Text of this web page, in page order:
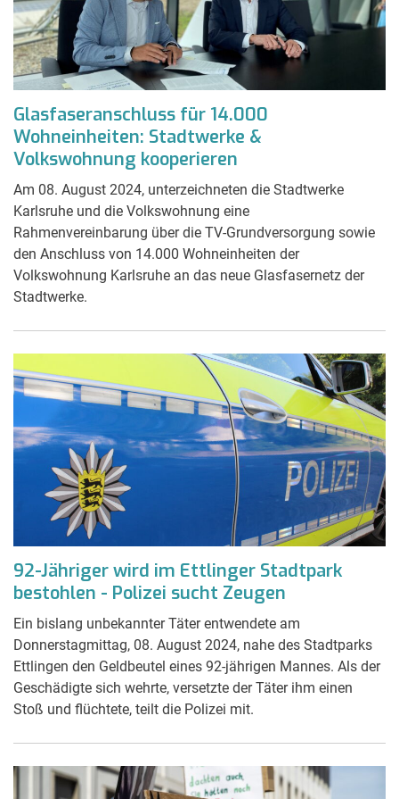
Glasfaseranschluss für 14.000
Wohneinheiten: Stadtwerke &
Volkswohnung kooperieren
Am 08. August 2024, unterzeichneten die Stadtwerke
Karlsruhe und die Volkswohnung eine
Rahmenvereinbarung über die TV-Grundversorgung sowie
den Anschluss von 14.000 Wohneinheiten der
Volkswohnung Karlsruhe an das neue Glasfasernetz der
Stadtwerke.
92-Jähriger wird im Ettlinger Stadtpark
bestohlen - Polizei sucht Zeugen
Ein bislang unbekannter Täter entwendete am
Donnerstagmittag, 08. August 2024, nahe des Stadtparks
Ettlingen den Geldbeutel eines 92-jährigen Mannes. Als der
Geschädigte sich wehrte, versetzte der Täter ihm einen
Stoß und flüchtete, teilt die Polizei mit.